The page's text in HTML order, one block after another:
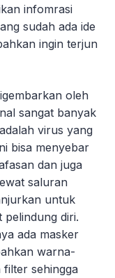
infomrasi
sudah ada ide
ingin terjun
oleh
sangat banyak
virus yang
bisa menyebar
dan juga
saluran
untuk
pelindung diri.
ada masker
warna-
filter sehingga